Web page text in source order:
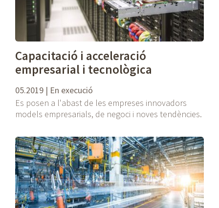
Capacitació i acceleració
empresarial i tecnològica
05.2019 | En execució
Es posen a l'abast de les empreses innovadors
models empresarials, de negoci i noves tendències.